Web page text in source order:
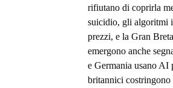
rifiutano di coprirla
suicidio, gli algoritmi
prezzi, e la Gran
emergono anche
e Germania usano AI
britannici